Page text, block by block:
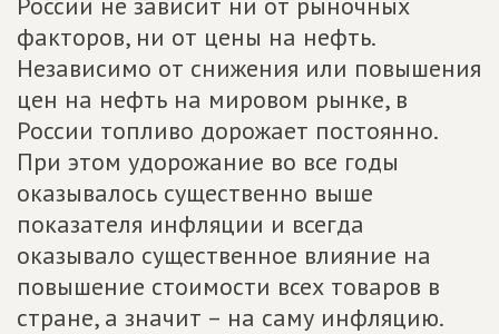
факторов, ни от цены на нефть.
Независимо от снижения или повышения
цен на нефть на мировом рынке, в
России топливо дорожает постоянно.
При этом удорожание во все годы
оказывалось существенно выше
показателя инфляции и всегда
оказывало существенное влияние на
повышение стоимости всех товаров в
стране, а значит – на саму инфляцию.